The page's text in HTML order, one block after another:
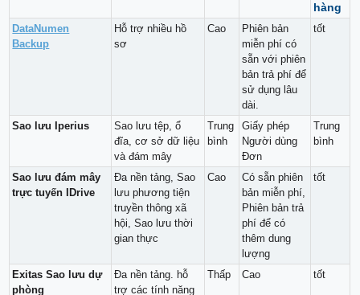
hàng
DataNumen
Backup
Hỗ trợ nhiều hồ
sơ
Cao
Phiên bản
miễn phí có
sẵn với phiên
bản trả phí để
sử dụng lâu
dài.
tốt
Sao lưu Iperius
Sao lưu tệp, ổ
đĩa, cơ sở dữ liệu
và đám mây
Trung
bình
Giấy phép
Người dùng
Đơn
Trung
bình
Sao lưu đám mây
trực tuyến IDrive
Đa nền tảng, Sao
lưu phương tiện
truyền thông xã
hội, Sao lưu thời
gian thực
Cao
Có sẵn phiên
bản miễn phí,
Phiên bản trả
phí để có
thêm dung
lượng
tốt
Exitas Sao lưu dự
phòng
Đa nền tảng. hỗ
trợ các tính năng
Thấp Cao tốt